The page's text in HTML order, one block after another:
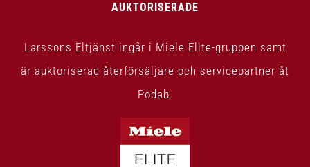
AUKTORISERADE
Larssons Eltjänst ingår i Miele Elite-gruppen samt
är auktoriserad återförsäljare och servicepartner åt
Podab.